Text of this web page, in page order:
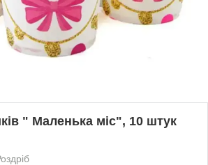
" Маленька міс", 10 штук